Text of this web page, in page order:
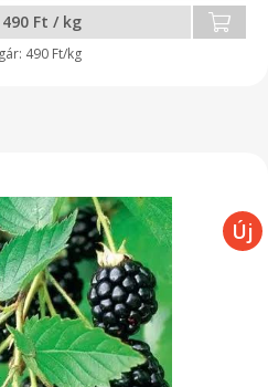
490 Ft / kg
490 Ft/kg